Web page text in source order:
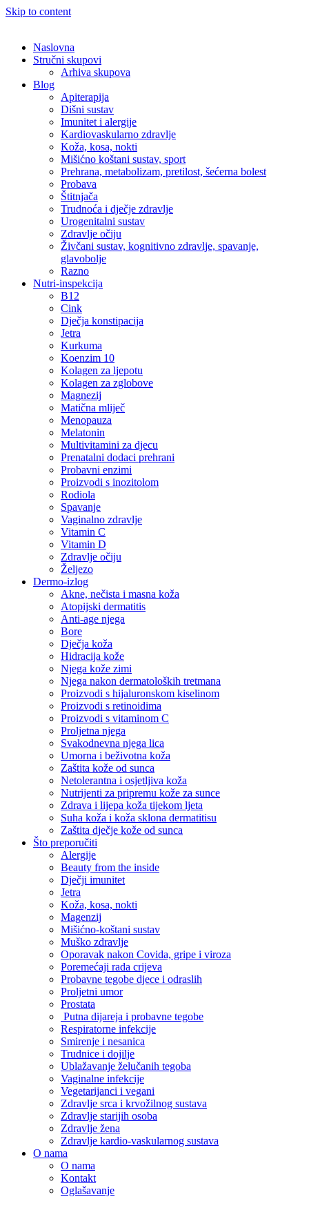
Skip to content
Naslovna
Stručni skupovi
Arhiva skupova
Blog
Apiterapija
Dišni sustav
Imunitet i alergije
Kardiovaskularno zdravlje
Koža, kosa, nokti
Mišićno koštani sustav, sport
Prehrana, metabolizam, pretilost, šećerna bolest
Probava
Štitnjača
Trudnoća i dječje zdravlje
Urogenitalni sustav
Zdravlje očiju
Živčani sustav, kognitivno zdravlje, spavanje,
glavobolje
Razno
Nutri-inspekcija
B12
Cink
Dječja konstipacija
Jetra
Kurkuma
Koenzim 10
Kolagen za ljepotu
Kolagen za zglobove
Magnezij
Matična mliječ
Menopauza
Melatonin
Multivitamini za djecu
Prenatalni dodaci prehrani
Probavni enzimi
Proizvodi s inozitolom
Rodiola
Spavanje
Vaginalno zdravlje
Vitamin C
Vitamin D
Zdravlje očiju
Željezo
Dermo-izlog
Akne, nečista i masna koža
Atopijski dermatitis
Anti-age njega
Bore
Dječja koža
Hidracija kože
Njega kože zimi
Njega nakon dermatoloških tretmana
Proizvodi s hijaluronskom kiselinom
Proizvodi s retinoidima
Proizvodi s vitaminom C
Proljetna njega
Svakodnevna njega lica
Umorna i beživotna koža
Zaštita kože od sunca
Netolerantna i osjetljiva koža
Nutrijenti za pripremu kože za sunce
Zdrava i lijepa koža tijekom ljeta
Suha koža i koža sklona dermatitisu
Zaštita dječje kože od sunca
Što preporučiti
Alergije
Beauty from the inside
Dječji imunitet
Jetra
Koža, kosa, nokti
Magenzij
Mišićno-koštani sustav
Muško zdravlje
Oporavak nakon Covida, gripe i viroza
Poremećaji rada crijeva
Probavne tegobe djece i odraslih
Proljetni umor
Prostata
Putna dijareja i probavne tegobe
Respiratorne infekcije
Smirenje i nesanica
Trudnice i dojilje
Ublažavanje želučanih tegoba
Vaginalne infekcije
Vegetarijanci i vegani
Zdravlje srca i krvožilnog sustava
Zdravlje starijih osoba
Zdravlje žena
Zdravlje kardio-vaskularnog sustava
O nama
O nama
Kontakt
Oglašavanje